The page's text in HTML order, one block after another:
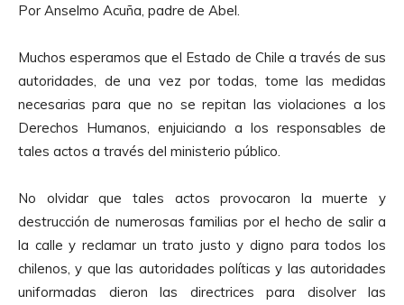
Por Anselmo Acuña, padre de Abel.
Muchos esperamos que el Estado de Chile a través de sus
autoridades, de una vez por todas, tome las medidas
necesarias para que no se repitan las violaciones a los
Derechos Humanos, enjuiciando a los responsables de
tales actos a través del ministerio público.
No olvidar que tales actos provocaron la muerte y
destrucción de numerosas familias por el hecho de salir a
la calle y reclamar un trato justo y digno para todos los
chilenos, y que las autoridades políticas y las autoridades
uniformadas dieron las directrices para disolver las